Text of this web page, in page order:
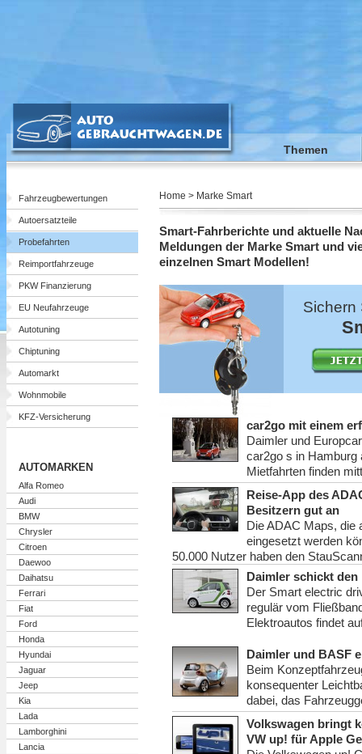
Themen
Fahrzeugbewertungen
Autoersatzteile
Probefahrten
Reimportfahrzeuge
PKW Finanzierung
EU Neufahrzeuge
Autotuning
Chiptuning
Automarkt
Wohnmobile
KFZ-Versicherung
AUTOMARKEN
Alfa Romeo
Audi
BMW
Chrysler
Citroen
Daewoo
Daihatsu
Ferrari
Fiat
Ford
Honda
Hyundai
Jaguar
Jeep
Kia
Lada
Lamborghini
Lancia
Home > Marke Smart
Smart-Fahrberichte und aktuelle
Meldungen der Marke Smart und
einzelnen Smart Modellen!
Sichern
car2go mit einem
Daimler und
car2go s in Hamburg
Mietfahrten finden
Reise-App des
Besitzern gut an
Die ADAC Maps, die
eingesetzt werden
50.000 Nutzer haben den
Daimler schickt
Der Smart electric
regulär vom
Elektroautos findet
Daimler und BASF
Beim
konsequenter
dabei, das
Volkswagen bringt
VW up! für Apple